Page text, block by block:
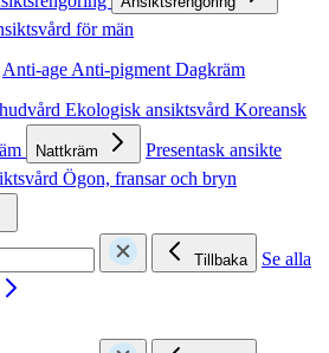
för män
Anti-ageAnti-pigmentDagkräm
Ekologisk ansiktsvård Koreansk
Nattkräm
Presentask ansikte
Ögon, fransar och bryn
Tillbaka
Se alla